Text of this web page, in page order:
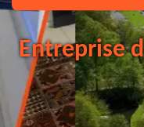
Entreprise